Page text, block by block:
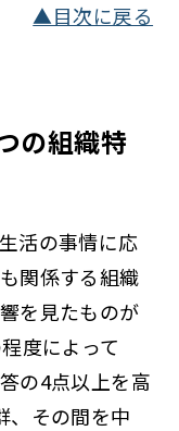
▲目次に戻る
の組織特
活の事情に応
関係する組織
を見たものが
度によって
の4点以上を高
、その間を中